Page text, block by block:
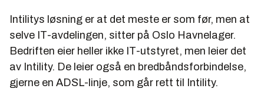
Intilitys løsning er at det meste er som før, men at
selve IT-avdelingen, sitter på Oslo Havnelager.
Bedriften eier heller ikke IT-utstyret, men leier det
av Intility. De leier også en bredbåndsforbindelse,
gjerne en ADSL-linje, som går rett til Intility.